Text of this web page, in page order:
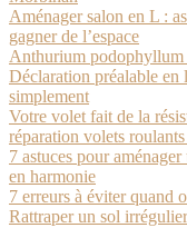
Aménager salon en L :
gagner de l’espace
Anthurium podophyllum
Déclaration préalable en
simplement
Votre volet fait de la
réparation volets
7 astuces pour
en harmonie
7 erreurs à éviter quand
Rattraper un sol